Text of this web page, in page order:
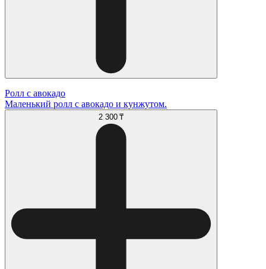
Ролл с авокадо
Маленький ролл с авокадо и кунжутом.
2 300 ₸